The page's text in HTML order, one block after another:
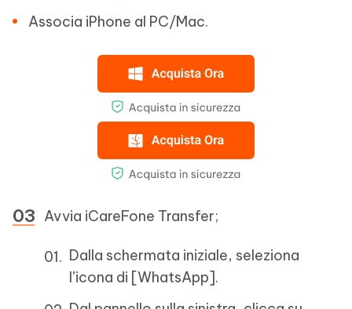
Associa iPhone al PC/Mac.
Avvia iCareFone Transfer;
Dalla schermata iniziale, seleziona
l’icona di [WhatsApp].